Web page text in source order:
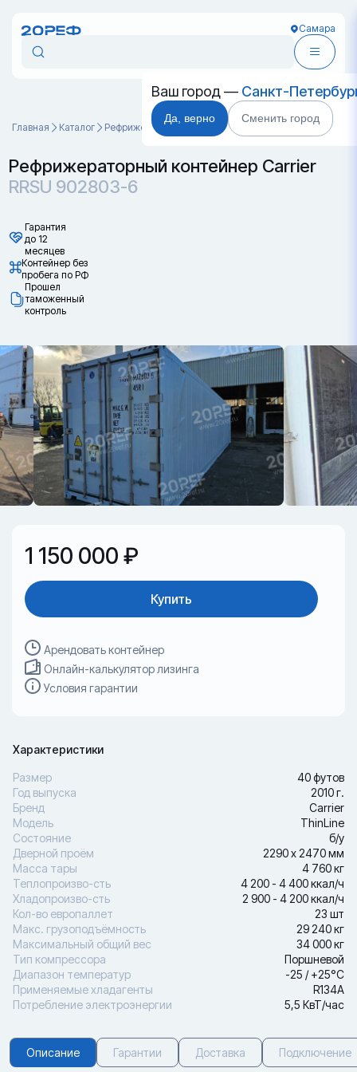
Самара
Ваш город — Санкт-
Да, верно Сменить город
Главная Каталог Рефрижераторные контейнеры RRSU 902803-6
Рефрижераторный контейнер Carrier
RRSU 902803-6
Гарантия
до 12
месяцев
Контейнер без
пробега по РФ
Прошел
таможенный
контроль
1 150 000 ₽
Купить
Арендовать контейнер
Онлайн-калькулятор лизинга
Условия гарантии
Характеристики
Размер
40 футов
Год выпуска
2010 г.
Бренд
Carrier
Модель
ThinLine
Состояние
б/у
Дверной проём
2290 х 2470 мм
Масса тары
4 760 кг
Теплопроизво-сть
4 200 - 4 400 ккал/ч
Хладопроизво-сть
2 900 - 4 200 ккал/ч
Кол-во европаллет
23 шт
Макс. грузоподъёмность
29 240 кг
Максимальный общий вес
34 000 кг
Тип компрессора
Поршневой
Диапазон температур
-25 / +25°С
Применяемые хладагенты
R134A
Потребление электроэнергии
5,5 КвТ/час
Описание Гарантии Доставка Подключение